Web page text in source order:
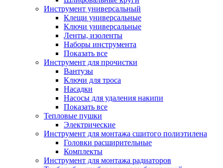
Инструмент универсальный
Клещи универсальные
Ключи универсальные
Ленты, изоленты
Наборы инструмента
Показать все
Инструмент для прочистки
Вантузы
Ключи для троса
Насадки
Насосы для удаления накипи
Показать все
Тепловые пушки
Электрические
Инструмент для монтажа сшитого полиэтилена
Головки расширительные
Комплекты
Инструмент для монтажа радиаторов